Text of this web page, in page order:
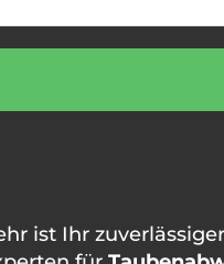
ist Ihr